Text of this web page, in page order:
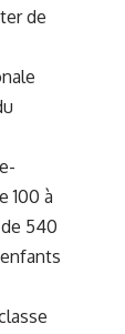
de
100 à
540